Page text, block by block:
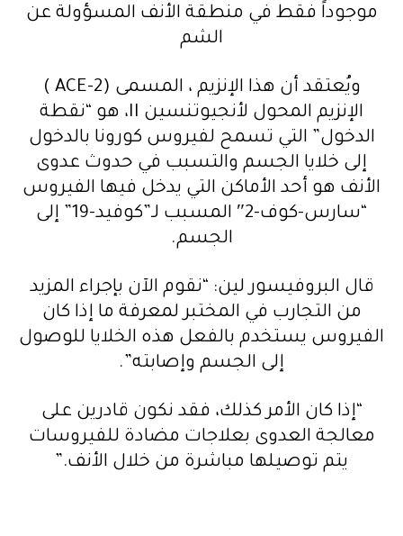
موجوداً فقط في منطقة الأنف المسؤولة عن
الشم
ويُعتقد أن هذا الإنزيم ، المسمى (ACE-2 )
الإنزيم المحول لأنجيوتنسين II، هو “نقطة
الدخول” التي تسمح لفيروس كورونا بالدخول
إلى خلايا الجسم والتسبب في حدوث عدوى
الأنف هو أحد الأماكن التي يدخل فيها الفيروس
“سارس-كوف-2″ المسبب لـ”كوفيد-19” إلى
الجسم.
قال البروفيسور لين: “نقوم الآن بإجراء المزيد
من التجارب في المختبر لمعرفة ما إذا كان
الفيروس يستخدم بالفعل هذه الخلايا للوصول
إلى الجسم وإصابته”.
“إذا كان الأمر كذلك، فقد نكون قادرين على
معالجة العدوى بعلاجات مضادة للفيروسات
يتم توصيلها مباشرة من خلال الأنف.”